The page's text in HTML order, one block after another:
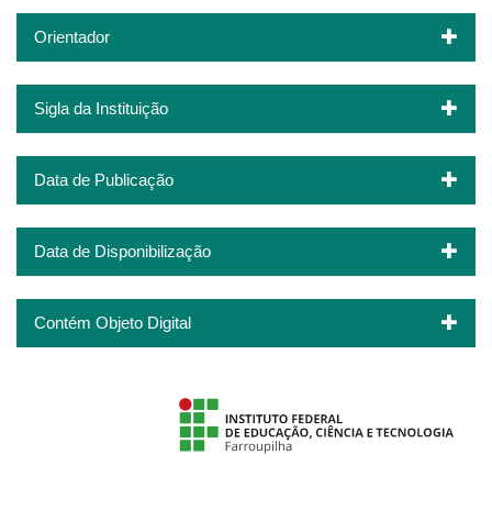
Orientador
Sigla da Instituição
Data de Publicação
Data de Disponibilização
Contém Objeto Digital